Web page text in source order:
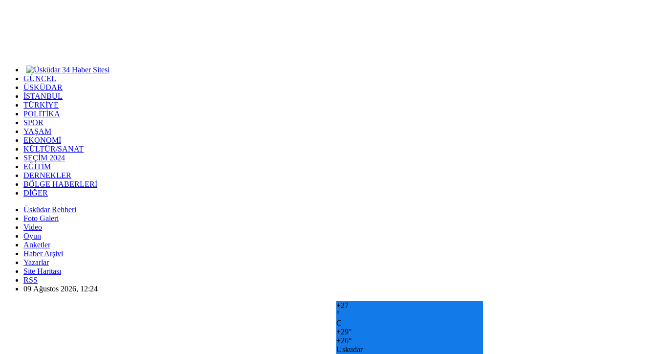
GÜNCEL
ÜSKÜDAR
İSTANBUL
TÜRKİYE
POLİTİKA
SPOR
YAŞAM
EKONOMİ
KÜLTÜR/SANAT
SEÇİM 2024
EĞİTİM
DERNEKLER
BÖLGE HABERLERİ
DİĞER
Üsküdar Rehberi
Foto Galeri
Video
Oyun
Anketler
Haber Arşivi
Yazarlar
Site Haritası
RSS
09 Ağustos 2026, 12:24
+27
°
C
+29°
+26°
Uskudar